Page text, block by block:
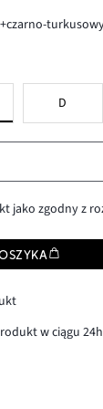
D
jako zgodny z
w ciągu 24h